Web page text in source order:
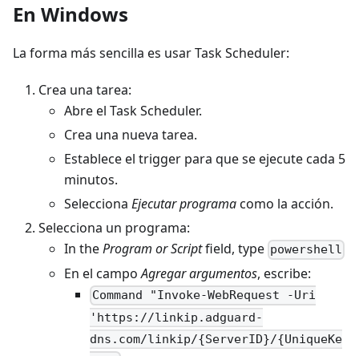
En Windows
La forma más sencilla es usar Task Scheduler:
Crea una tarea:
Abre el Task Scheduler.
Crea una nueva tarea.
Establece el trigger para que se ejecute cada 5
minutos.
Selecciona Ejecutar programacomo la acción.
Selecciona un programa:
In theProgram or Scriptfield, type powershell
En el campoAgregar argumentos, escribe:
Command "Invoke-WebRequest -Uri
'https://linkip.adguard-
dns.com/linkip/{ServerID}/{UniqueKe